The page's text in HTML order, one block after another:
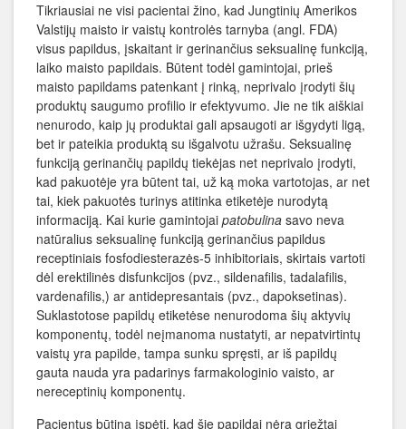
Tikriausiai ne visi pacientai žino, kad Jungtinių Amerikos
Valstijų maisto ir vaistų kontrolės tarnyba (angl. FDA)
visus papildus, įskaitant ir gerinančius seksualinę funkciją,
laiko maisto papildais. Būtent todėl gamintojai, prieš
maisto papildams patenkant į rinką, neprivalo įrodyti šių
produktų saugumo profilio ir efektyvumo. Jie ne tik aiškiai
nenurodo, kaip jų produktai gali apsaugoti ar išgydyti ligą,
bet ir pateikia produktą su išgalvotu užrašu. Seksualinę
funkciją gerinančių papildų tiekėjas net neprivalo įrodyti,
kad pakuotėje yra būtent tai, už ką moka vartotojas, ar net
tai, kiek pakuotės turinys atitinka etiketėje nurodytą
informaciją. Kai kurie gamintojai patobulina savo neva
natūralius seksualinę funkciją gerinančius papildus
receptiniais fosfodiesterazės-5 inhibitoriais, skirtais vartoti
dėl erektilinės disfunkcijos (pvz., sildenafilis, tadalafilis,
vardenafilis,) ar antidepresantais (pvz., dapoksetinas).
Suklastotose papildų etiketėse nenurodoma šių aktyvių
komponentų, todėl neįmanoma nustatyti, ar nepatvirtintų
vaistų yra papilde, tampa sunku spręsti, ar iš papildų
gauta nauda yra padarinys farmakologinio vaisto, ar
nereceptinių komponentų.
Pacientus būtina įspėti, kad šie papildai nėra griežtai